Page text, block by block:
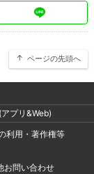
ページの先頭へ
プリ&Web)
利用・著作権等
お問い合わせ